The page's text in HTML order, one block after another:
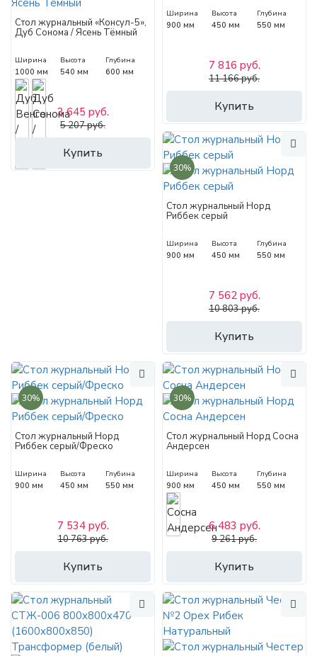
Стол журнальный «Консул-5»,
Дуб Сонома / Ясень Тёмный
Ширина
1000 мм
Высота
540 мм
Глубина
600 мм
Купить
3 645 руб.
5 207 руб.
Ширина
900 мм
Высота
450 мм
Глубина
550 мм
Купить
7 816 руб.
11 166 руб.
30%
Стол журнальный Норд
Риббек серый
Ширина
900 мм
Высота
450 мм
Глубина
550 мм
Купить
7 562 руб.
10 803 руб.
30%
Стол журнальный Норд
Риббек серый/Фреско
Ширина
900 мм
Высота
450 мм
Глубина
550 мм
Купить
7 534 руб.
10 763 руб.
30%
Стол журнальный Норд Сосна
Андерсен
Ширина
900 мм
Высота
450 мм
Глубина
550 мм
Купить
6 483 руб.
9 261 руб.